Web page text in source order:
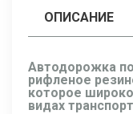
ОПИСАНИЕ
Автодорожка
рифленое
которое
видах